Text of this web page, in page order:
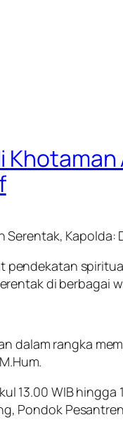
Serentak,
pendekatan
di berbagai
dalam rangka
13.00 WIB
Pondok